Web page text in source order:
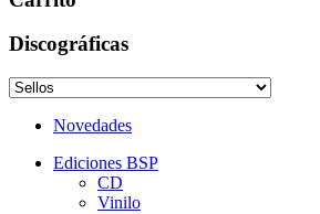
Discográficas
Novedades
Ediciones BSP
CD
Vinilo